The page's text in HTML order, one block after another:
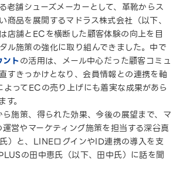
老舗シューズメーカーとして、革靴からス
商品を展開するマドラス株式会社（以下、
店舗とECを横断した顧客体験の向上を目
ル施策の強化に取り組んできました。中で
トの活用は、メール中心だった顧客コミュ
すきっかけとなり、会員情報との連携を軸
ってECの売り上げにも着実な成果があら
。
施策、得られた効果、今後の展望まで、マ
営やマーケティング施策を担当する深谷真
）と、LINEログインやID連携の導入を支
の田中恵氏（以下、田中氏）に話を聞